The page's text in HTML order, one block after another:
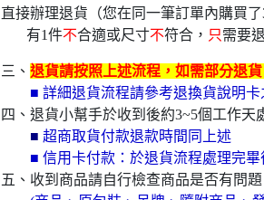
直接辦理退貨（您在同一筆訂單內購買
有1件不合適或尺寸不符合， 只需要
三、 退貨請按照上述流程，如需部分退
■ 詳細退貨流程請參考退換貨說明
四、退貨小幫手於收到後約3~5個工作
■ 超商取貨付款退款時間同上述
■ 信用卡付款：於退貨流程處理完畢
五、收到商品請自行檢查商品是否有問